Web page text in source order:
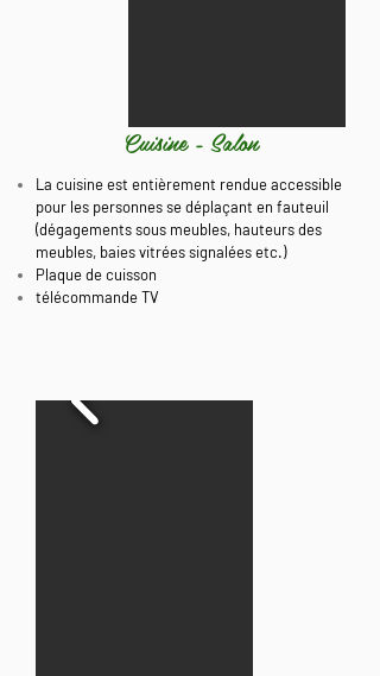
Cuisine - Salon
La cuisine est entièrement rendue accessible
pour les personnes se déplaçant en fauteuil
(dégagements sous meubles, hauteurs des
meubles, baies vitrées signalées etc.)
Plaque de cuisson
télécommande TV